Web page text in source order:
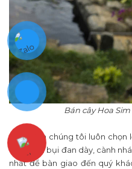
Bán cây Hoa
Nhà vườn chúng tôi luôn chọn
có phom bụi đan dày, cành
nhất để bàn giao đến quý